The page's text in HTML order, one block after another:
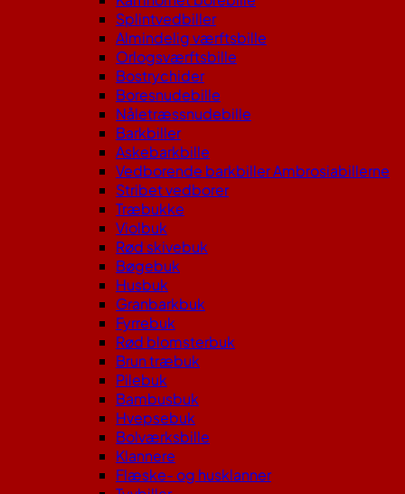
Splintvedbiller
Almindelig værftsbille
Orlogsværftsbille
Bostrychider
Boresnudebille
Nåletræssnudebille
Barkbiller
Askebarkbille
Vedborende barkbiller Ambrosiabillerne
Stribet vedborer
Træbukke
Violbuk
Rød skivebuk
Bøgebuk
Husbuk
Granbarkbuk
Fyrrebuk
Rød blomsterbuk
Brun træbuk
Pilebuk
Bambusbuk
Hvepsebuk
Bolværksbille
Klannere
Flæske- og husklanner